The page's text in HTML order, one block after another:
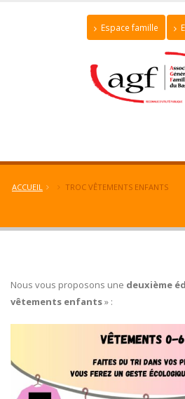
Espace famille
ACCUEIL TROC VÊTEMENTS ENFANTS
Nous vous proposons une deuxième
vêtements enfants» :